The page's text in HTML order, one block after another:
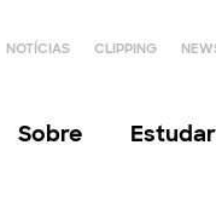
NOTÍCIAS CLIPPING
Sobre Estudar